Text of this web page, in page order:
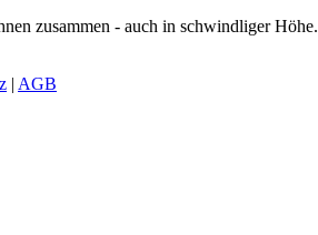
zusammen - auch in schwindliger
| AGB